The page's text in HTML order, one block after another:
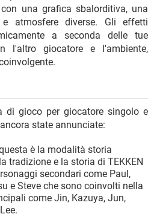
una grafica sbalorditiva, una
e atmosfere diverse. Gli effetti
a seconda delle tue
l'altro giocatore e l'ambiente,
di gioco per giocatore singolo e
state annunciate:
è la modalità storia
tradizione e la storia di TEKKEN
secondari come Paul,
e Steve che sono coinvolti nella
come Jin, Kazuya, Jun,